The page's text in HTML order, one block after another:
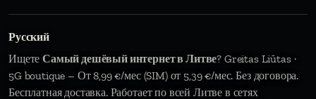
Русский
ИщетеСамый дешёвый интернет в Литве? Greitas Liūtas ·
5G boutique – От 8,99 €/мес (SIM) от 5,39 €/мес. Без договора.
Бесплатная доставка. Работает по всей Литве в сетях